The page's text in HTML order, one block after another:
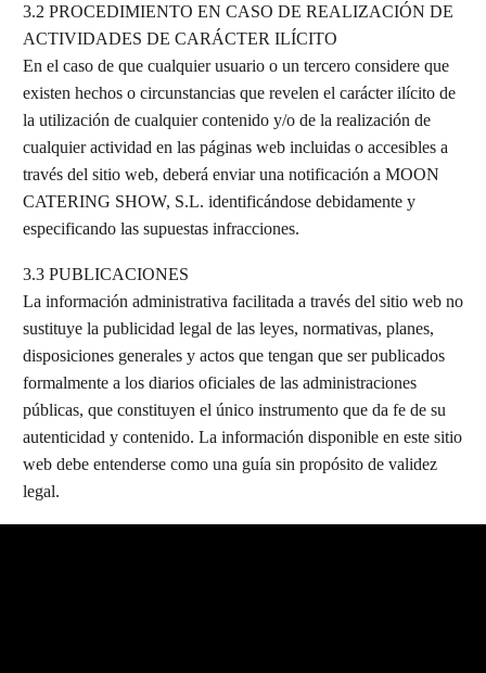
3.2 PROCEDIMIENTO EN CASO DE REALIZACIÓN DE
ACTIVIDADES DE CARÁCTER ILÍCITO
En el caso de que cualquier usuario o un tercero considere que
existen hechos o circunstancias que revelen el carácter ilícito de
la utilización de cualquier contenido y/o de la realización de
cualquier actividad en las páginas web incluidas o accesibles a
través del sitio web, deberá enviar una notificación a MOON
CATERING SHOW, S.L. identificándose debidamente y
especificando las supuestas infracciones.
3.3 PUBLICACIONES
La información administrativa facilitada a través del sitio web no
sustituye la publicidad legal de las leyes, normativas, planes,
disposiciones generales y actos que tengan que ser publicados
formalmente a los diarios oficiales de las administraciones
públicas, que constituyen el único instrumento que da fe de su
autenticidad y contenido. La información disponible en este sitio
web debe entenderse como una guía sin propósito de validez
legal.